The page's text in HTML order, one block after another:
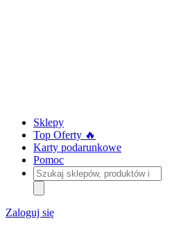
Sklepy
Top Oferty 🔥
Karty podarunkowe
Pomoc
Szukaj
sklepów,
produktów
i
kategorii
Zaloguj się